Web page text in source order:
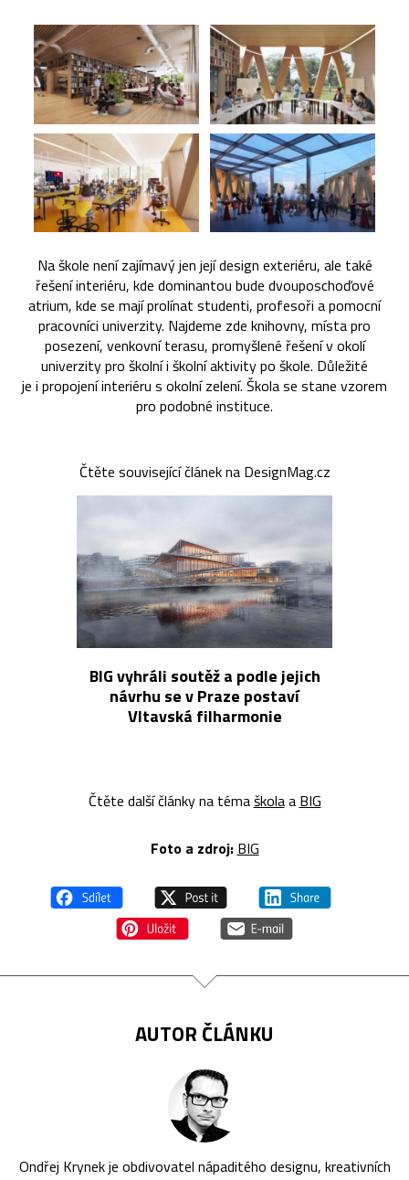
Na škole není zajímavý jen její design exteriéru, ale také
řešení interiéru, kde dominantou bude dvouposchoďové
atrium, kde se mají prolínat studenti, profesoři a pomocní
pracovníci univerzity. Najdeme zde knihovny, místa pro
posezení, venkovní terasu, promyšlené řešení v okolí
univerzity pro školní i školní aktivity po škole. Důležité
je i propojení interiéru s okolní zelení. Škola se stane vzorem
pro podobné instituce.
Čtěte související článek na DesignMag.cz
BIG vyhráli soutěž a podle jejich
návrhu se v Praze postaví
Vltavská filharmonie
Čtěte další články na témaškolaa BIG
Foto a zdroj: BIG
AUTOR ČLÁNKU
Ondřej Krynek je obdivovatel nápaditého designu, kreativních